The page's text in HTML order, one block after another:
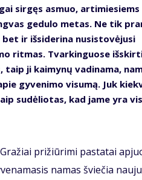
sir­gęs as­muo, ar­ti­mie­siems
ge­du­lo me­tas. Ne tik
bet ir iš­si­de­ri­na nu­si­sto­vė­ju­si
rit­mas. Tvar­kin­guo­se
taip ji kai­my­nų va­di­na­ma,
gy­ve­ni­mo vi­su­mą. Juk
su­dė­lio­tas, kad ja­me yra
pri­žiū­ri­mi pa­sta­tai
na­mas švie­čia nau­ju